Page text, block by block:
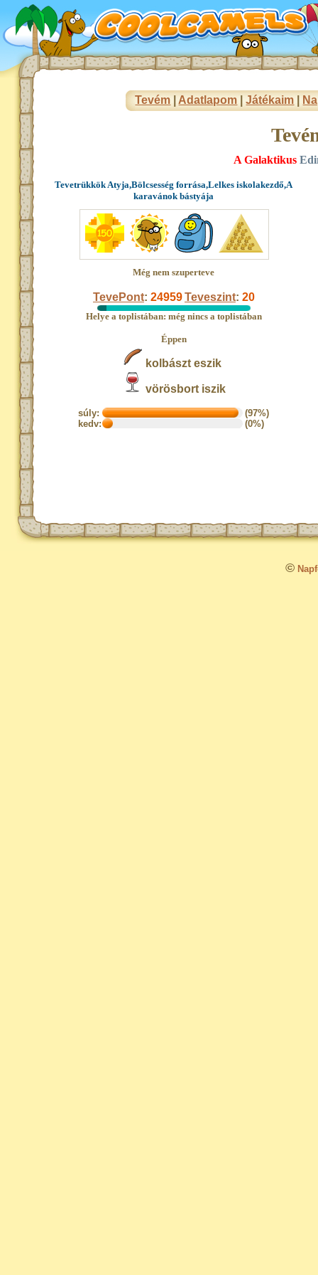
Tevém Adatlapom |Játékaim
A Galaktikus
Tevetrükkök Atyja,Bölcsesség forrása,Lelkes iskolakezdő,A
karavánok bástyája
Még nem szuperteve
TevePont: 24959Teveszint: 20
Helye a toplistában: még nincs a toplistában
Éppen
kolbászt eszik
vörösbort iszik
súly:
(97%)
kedv:
(0%)
©